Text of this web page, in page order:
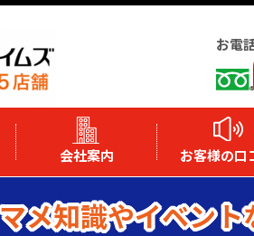
お電
会社案内 お客様の口
メ知識やイベン